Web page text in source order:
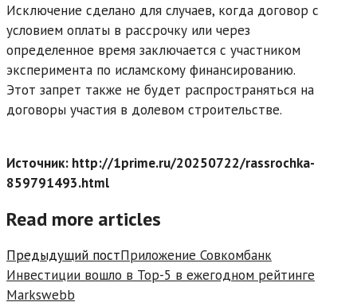
Исключение сделано для случаев, когда договор с
условием оплаты в рассрочку или через
определенное время заключается с участником
эксперимента по исламскому финансированию.
Этот запрет также не будет распространяться на
договоры участия в долевом строительстве.
Источник: http://1prime.ru/20250722/rassrochka-
859791493.html
Read more articles
Предыдущий постПриложение Совкомбанк
Инвестиции вошло в Top-5 в ежегодном рейтинге
Markswebb